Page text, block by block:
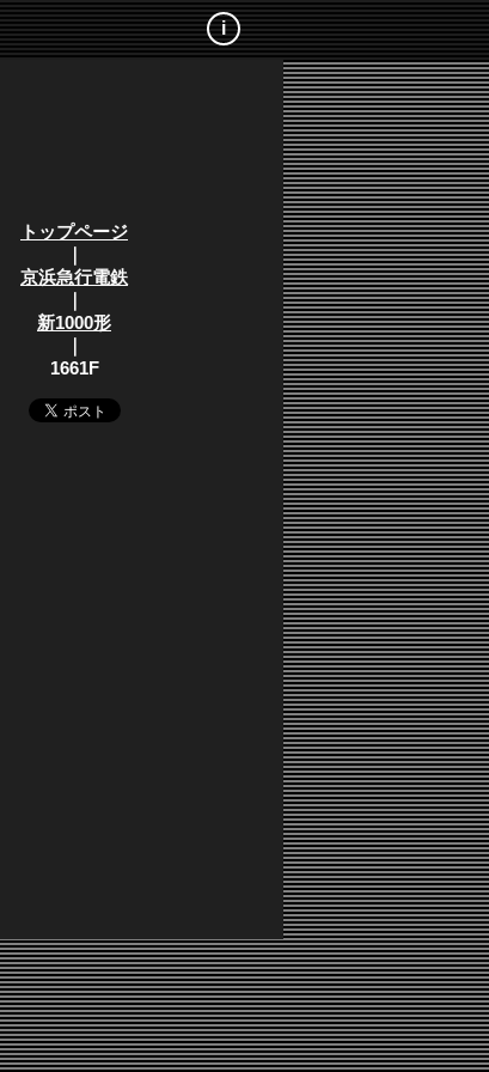
i
トップページ
｜
京浜急行電鉄
｜
新1000形
｜
1661F